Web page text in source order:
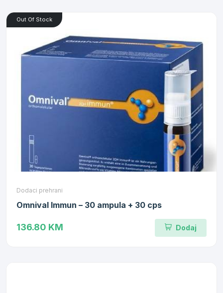
Out Of Stock
Dodaci prehrani
Omnival Immun – 30 ampula + 30 cps
136.80 KM Dodaj